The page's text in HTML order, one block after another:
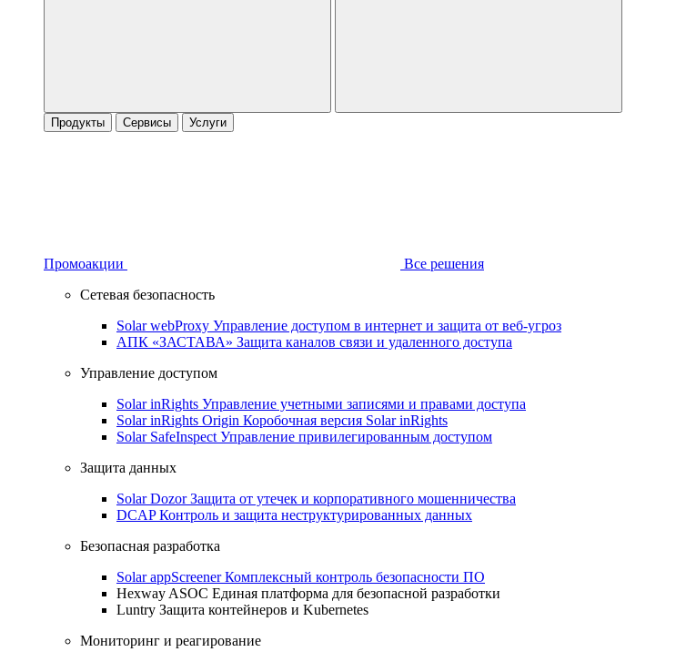
Продукты Сервисы Услуги
Промоакции
Все решения
Сетевая безопасность
Solar webProxy Управление доступом в интернет и защита от веб-угроз
АПК «ЗАСТАВА» Защита каналов связи и удаленного доступа
Управление доступом
Solar inRights Управление учетными записями и правами доступа
Solar inRights Origin Коробочная версия Solar inRights
Solar SafeInspect Управление привилегированным доступом
Защита данных
Solar DozorЗащита от утечек и корпоративного мошенничества
DCAPКонтроль и защита неструктурированных данных
Безопасная разработка
Solar appScreenerКомплексный контроль безопасности ПО
Hexway ASOC Единая платформа для безопасной разработки
Luntry Защита контейнеров и Kubernetes
Мониторинг и реагирование